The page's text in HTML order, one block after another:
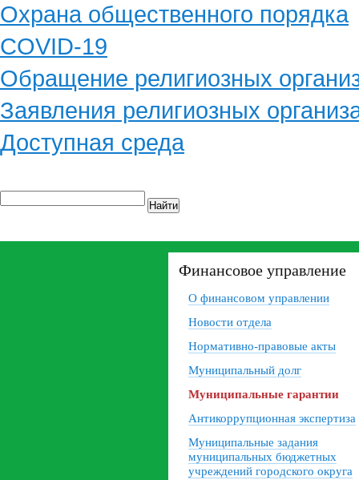
Охрана общественного порядка
COVID-19
Обращение религиозных
Заявления религиозных
Доступная среда
Найти
Финансовое управление
О финансовом управлении
Новости отдела
Нормативно-правовые акты
Муниципальный долг
Муниципальные гарантии
Антикоррупционная экспертиза
Муниципальные задания
муниципальных бюджетных
учреждений городского округа